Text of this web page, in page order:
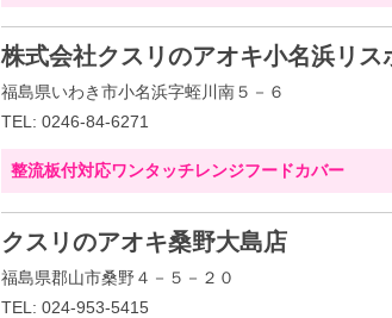
株式会社クスリのアオキ小名浜リス
福島県いわき市小名浜字蛭川南５－６
TEL: 0246-84-6271
整流板付対応ワンタッチレンジフードカバー
クスリのアオキ桑野大島店
福島県郡山市桑野４－５－２０
TEL: 024-953-5415